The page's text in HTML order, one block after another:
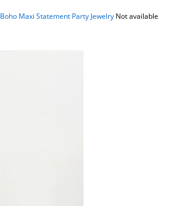
Maxi Statement Party Jewelry Not available